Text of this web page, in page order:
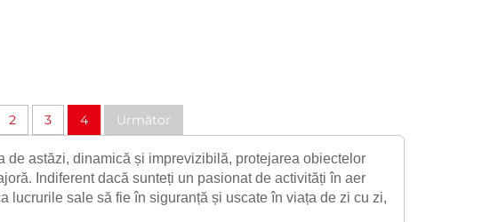
2 3 4 Următor
de astăzi, dinamică și imprevizibilă, protejarea obiectelor
Indiferent dacă sunteți un pasionat de activități în aer
lucrurile sale să fie în siguranță și uscate în viața de zi cu zi,